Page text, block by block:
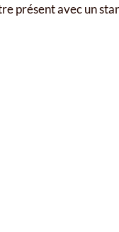
présent avec un